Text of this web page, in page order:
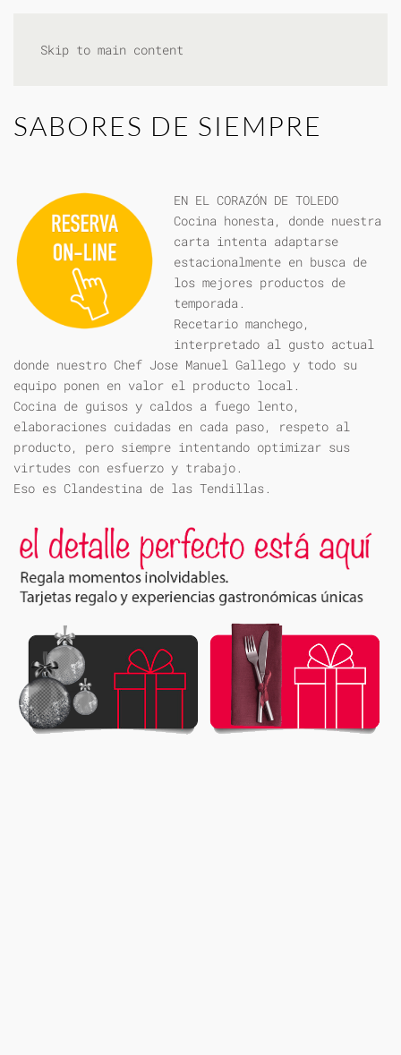
Skip to main content
SABORES DE SIEMPRE
EN EL CORAZÓN DE TOLEDO
Cocina honesta, donde nuestra
carta intenta adaptarse
estacionalmente en busca de
los mejores productos de
temporada.
Recetario manchego,
interpretado al gusto actual
donde nuestro Chef Jose Manuel Gallego y todo su
equipo ponen en valor el producto local.
Cocina de guisos y caldos a fuego lento,
elaboraciones cuidadas en cada paso, respeto al
producto, pero siempre intentando optimizar sus
virtudes con esfuerzo y trabajo.
Eso es Clandestina de las Tendillas.